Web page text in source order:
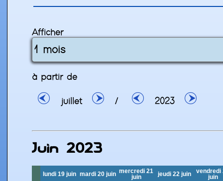
à partir de
juillet / 2023
Juin 2023
lundi 19 juin mardi 20 juin mercredi 21
juin
jeudi 22 juin
vendredi
juin